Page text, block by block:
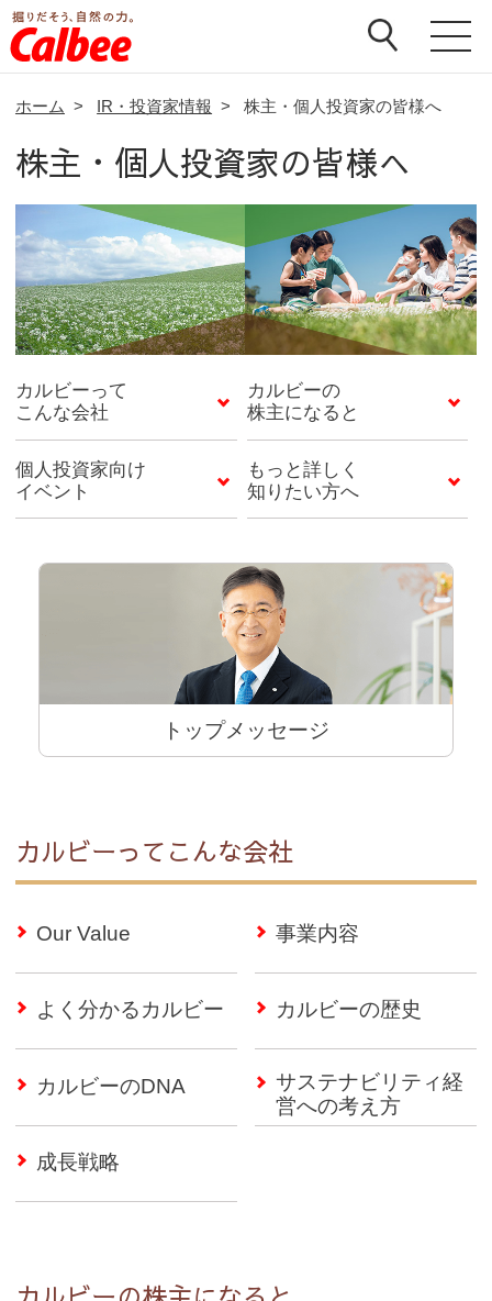
ホーム > IR・投資家情報 > 株主・個人投資家の皆様へ
株主・個人投資家の皆様へ
カルビーって
こんな会社
カルビーの
株主になると
個人投資家向け
イベント
もっと詳しく
知りたい方へ
トップメッセージ
カルビーってこんな会社
Our Value 事業内容
よく分かるカルビー カルビーの歴史
カルビーのDNA
サステナビリティ経
営への考え方
成長戦略